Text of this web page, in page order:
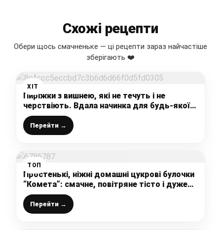
Схожі рецепти
Обери щось смачненьке — ці рецепти зараз найчастіше
зберігають ❤️
ХІТ
Пиріжки з вишнею, які не течуть і не
черствіють. Вдала начинка для будь-якої
випічки
Перейти →
ТОП
Простенькі, ніжні домашні цукрові булочки
“Комета”: смачне, повітряне тісто і дуже
легкий рецепт
Перейти →